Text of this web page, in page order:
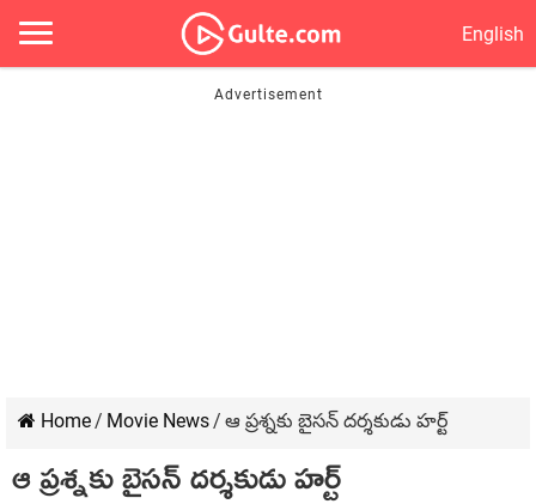
English
Home/ Movie News/ ఆ ప్రశ్నకు బైసన్ దర్శకుడు హర్ట్
ఆ ప్రశ్నకు బైసన్ దర్శకుడు హర్ట్